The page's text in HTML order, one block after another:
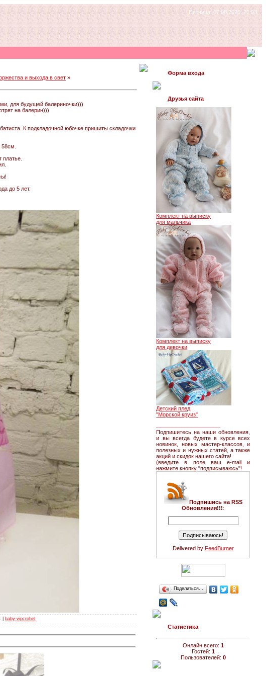
Пятница, 07.08.2026, 21:03
и выхода в свет »
для будущей балериночки)))
на балерин)))
К подкладочной юбочке пришиты складочки
до 5 лет.
| baby-vipcrohet
Форма входа
Друзья сайта
Комплект на выписку
для мальчика
Комплект на выписку
для девочки
Детский плед
"Морской круиз"
Подпишитесь на наши обновления,
и вы всегда будете в курсе всех
новинок, новых мастер-классов, и
полезных и нужных статей, а также
акций и скидок нашего сайта!
(введите в поле ваш e-mail и
нажмите кнопку "подписываюсь"!
Подпишись на RSS
Обновления!!!:
Delivered by FeedBurner
Поделиться…
Статистика
Онлайн всего: 1
Гостей: 1
Пользователей: 0